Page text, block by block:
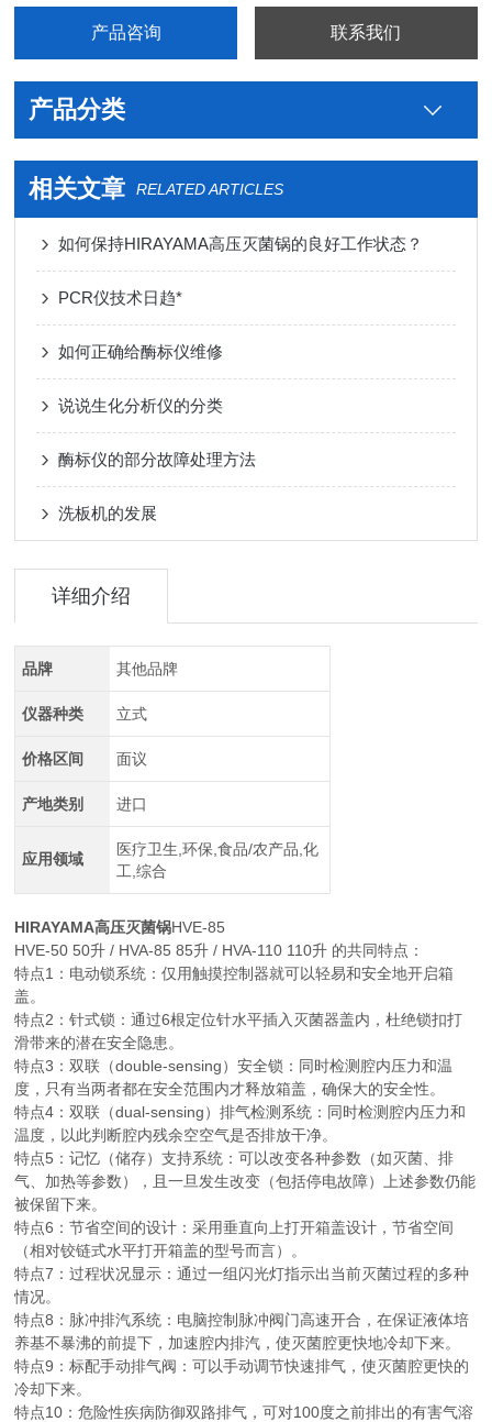
产品咨询 联系我们
产品分类
相关文章 RELATED ARTICLES
如何保持HIRAYAMA高压灭菌锅的良好工作状态？
PCR仪技术日趋*
如何正确给酶标仪维修
说说生化分析仪的分类
酶标仪的部分故障处理方法
洗板机的发展
详细介绍
品牌 其他品牌
仪器种类 立式
价格区间 面议
产地类别 进口
应用领域
医疗卫生,环保,食品/农产品,化
工,综合
HIRAYAMA高压灭菌锅HVE-85
HVE-50 50升 / HVA-85 85升 / HVA-110 110升 的共同特点：
特点1：电动锁系统：仅用触摸控制器就可以轻易和安全地开启箱
盖。
特点2：针式锁：通过6根定位针水平插入灭菌器盖内，杜绝锁扣打
滑带来的潜在安全隐患。
特点3：双联（double-sensing）安全锁：同时检测腔内压力和温
度，只有当两者都在安全范围内才释放箱盖，确保大的安全性。
特点4：双联（dual-sensing）排气检测系统：同时检测腔内压力和
温度，以此判断腔内残余空空气是否排放干净。
特点5：记忆（储存）支持系统：可以改变各种参数（如灭菌、排
气、加热等参数），且一旦发生改变（包括停电故障）上述参数仍能
被保留下来。
特点6：节省空间的设计：采用垂直向上打开箱盖设计，节省空间
（相对铰链式水平打开箱盖的型号而言）。
特点7：过程状况显示：通过一组闪光灯指示出当前灭菌过程的多种
情况。
特点8：脉冲排汽系统：电脑控制脉冲阀门高速开合，在保证液体培
养基不暴沸的前提下，加速腔内排汽，使灭菌腔更快地冷却下来。
特点9：标配手动排气阀：可以手动调节快速排气，使灭菌腔更快的
冷却下来。
特点10：危险性疾病防御双路排气，可对100度之前排出的有害气溶